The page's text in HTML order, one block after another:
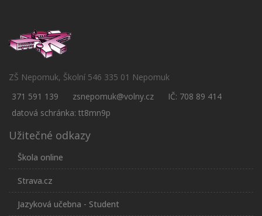
ZŠ Nepomuk, Školní 546 335 01 Nepomuk
371 591 139
zsnepomuk@volny.cz
IČ: 708 89 414
datová schránka: tt8mn9p
Užitečné odkazy
Škola online
Strava.cz
Jazyková učebna - Student